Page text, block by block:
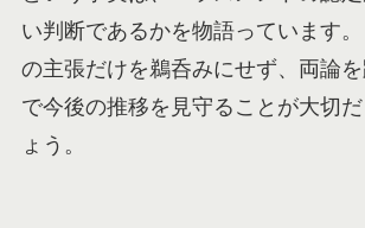
い判断であるかを物語っています
の主張だけを鵜呑みにせず、両論を
で今後の推移を見守ることが大切
ょう。